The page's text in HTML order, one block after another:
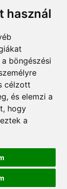
használ
böngészési
célzott
és elemzi a
hogy
a
t
| Theme: